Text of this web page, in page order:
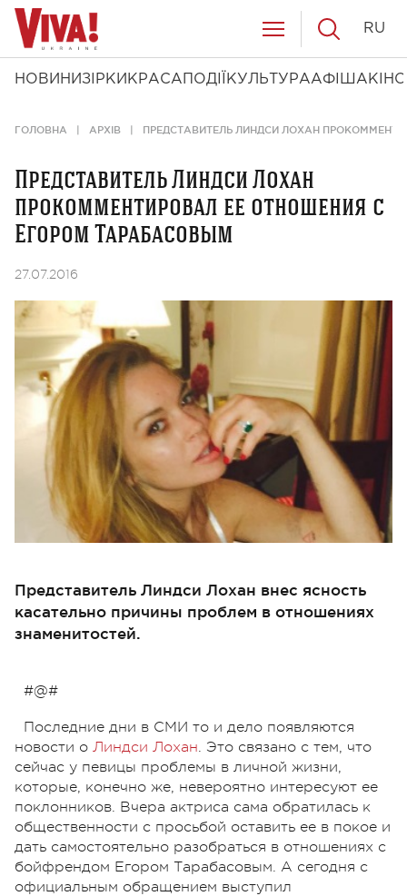
НОВИНИ ЗІРКИ КРАСА ПОДІЇ КУЛЬТУРААФІША КІНО
RU
ГОЛОВНА АРХІВ ПРЕДСТАВИТЕЛЬ ЛИНДСИ ЛОХАН
Представитель Линдси Лохан
прокомментировал ее отношения с
Егором Тарабасовым
27.07.2016
Представитель Линдси Лохан внес ясность
касательно причины проблем в отношениях
знаменитостей.
#@#
Последние дни в СМИ то и дело появляются
новости о Линдси Лохан. Это связано с тем, что
сейчас у певицы проблемы в личной жизни,
которые, конечно же, невероятно интересуют ее
поклонников. Вчера актриса сама обратилась к
общественности с просьбой оставить ее в покое и
дать самостоятельно разобраться в отношениях с
бойфрендом Егором Тарабасовым. А сегодня с
официальным обращением выступил